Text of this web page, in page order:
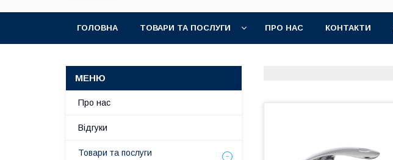
ГОЛОВНА ТОВАРИ ТА ПОСЛУГИ ПРО НАС КОНТАКТИ
Про нас
Відгуки
Товари та послуги